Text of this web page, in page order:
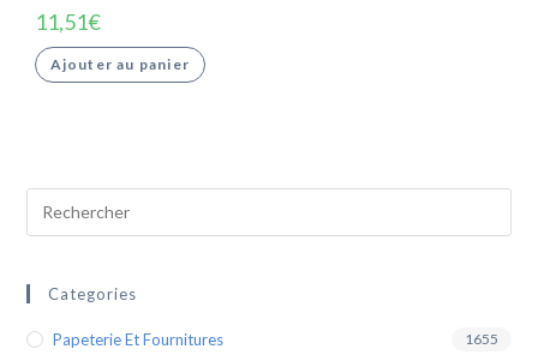
11,51€
Ajouter au panier
Categories
Papeterie Et Fournitures 1655